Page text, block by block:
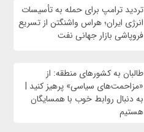
تردید ترامپ برای حمله به تأسیسات
انرژی ایران؛ هراس واشنگتن از تسریع
فروپاشی بازار جهانی نفت
طالبان به کشورهای منطقه: از
«مزاحمت‌های سیاسی» پرهیز کنید |
به دنبال روابط خوب با همسایگان
هستیم